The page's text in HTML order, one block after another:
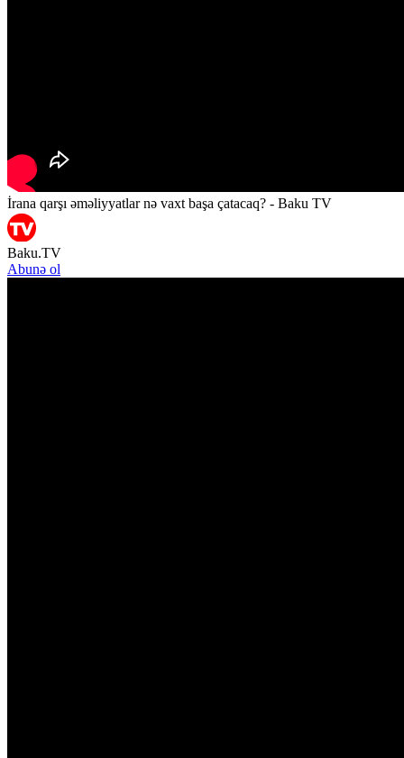
İrana qarşı əməliyyatlar nə vaxt başa çatacaq? - Baku TV
Baku.TV
Abunə ol